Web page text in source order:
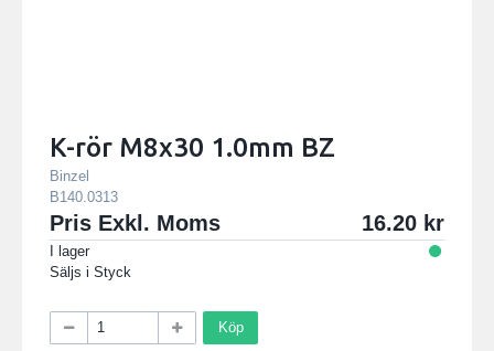
K-rör M8x30 1.0mm BZ
Binzel
B140.0313
Pris Exkl. Moms 16.20
I lager
Säljs i Styck
Köp